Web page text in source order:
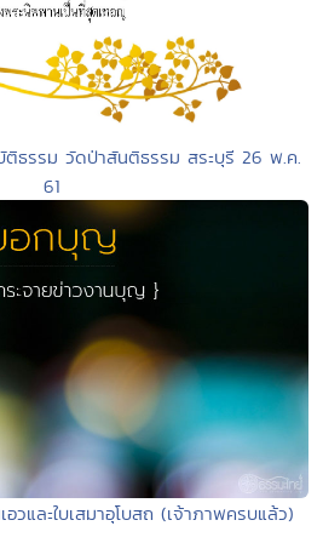
ธรรม วัดป่าสันติธรรม สระบุรี 26 พ.ค.
61
และใบเสมาอุโบสถ (เจ้าภาพครบแล้ว)